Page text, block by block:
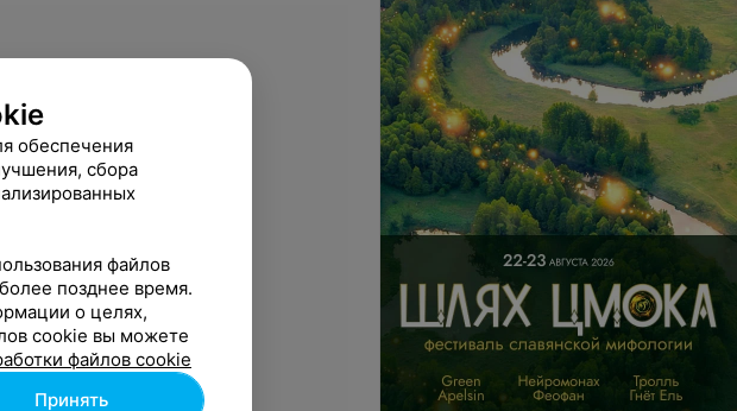
обеспечения
сбора
файлов
позднее время.
о целях,
cookie вы можете
файлов cookie
Принять